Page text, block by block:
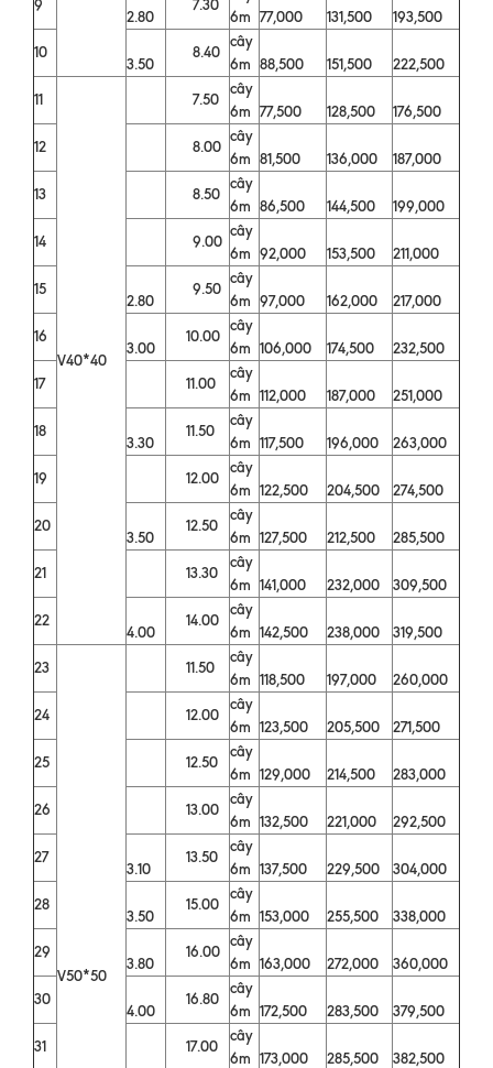
9
2.80
7.30
6m 77,000 131,500
193,500
10
3.50
8.40
cây
6m 88,500 151,500
222,500
11
V40*40
7.50
cây
6m 77,500 128,500
176,500
12
8.00
cây
6m 81,500 136,000
187,000
13
8.50
cây
6m 86,500 144,500
199,000
14
9.00
cây
6m 92,000 153,500
211,000
15
2.80
9.50
cây
6m 97,000 162,000
217,000
16
3.00
10.00
cây
6m 106,000 174,500
232,500
17
11.00
cây
6m 112,000 187,000
251,000
18
3.30
11.50
cây
6m 117,500 196,000
263,000
19
12.00
cây
6m 122,500 204,500
274,500
20
3.50
12.50
cây
6m 127,500 212,500
285,500
21
13.30
cây
6m 141,000 232,000
309,500
22
4.00
14.00
cây
6m 142,500 238,000
319,500
23
V50*50
11.50
cây
6m 118,500 197,000
260,000
24
12.00
cây
6m 123,500 205,500
271,500
25
12.50
cây
6m 129,000 214,500
283,000
26
13.00
cây
6m 132,500 221,000
292,500
27
3.10
13.50
cây
6m 137,500 229,500
304,000
28
3.50
15.00
cây
6m 153,000 255,500
338,000
29
3.80
16.00
cây
6m 163,000 272,000
360,000
30
4.00
16.80
cây
6m 172,500 283,500
379,500
31
17.00
cây
6m 173,000 285,500
382,500